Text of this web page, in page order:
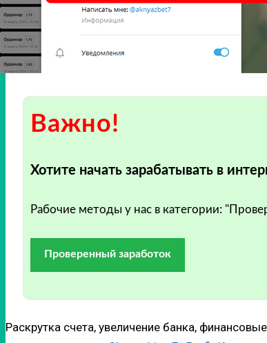
Важно!
Хотите начать зарабатывать в
Рабочие методы у нас в категории:
Проверенный заработок
Раскрутка счета, увеличение банка,